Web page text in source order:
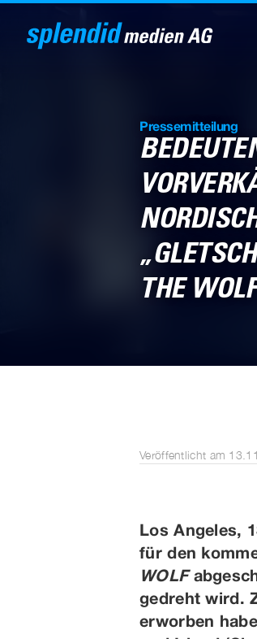
Pressemitteilung
THE
Veröffentlicht am
Los Angeles,
für den
WOLF
gedreht wird.
erworben